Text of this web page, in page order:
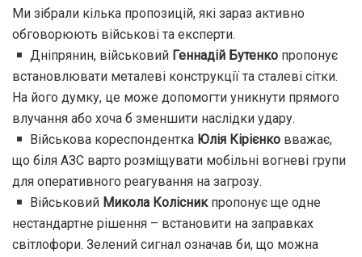
Ми зібрали кілька пропозицій, які зараз активно
обговорюють військові та експерти.
Дніпрянин, військовий Геннадій Бутенко пропонує
встановлювати металеві конструкції та сталеві сітки.
На його думку, це може допомогти уникнути прямого
влучання або хоча б зменшити наслідки удару.
Військова кореспондентка Юлія Кірієнко вважає,
що біля АЗС варто розміщувати мобільні вогневі групи
для оперативного реагування на загрозу.
Військовий Микола Колісникпропонує ще одне
нестандартне рішення – встановити на заправках
світлофори. Зелений сигнал означав би, що можна